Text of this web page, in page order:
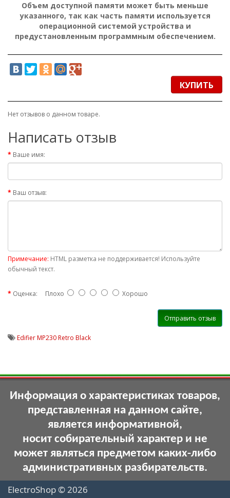
Объем доступной памяти может быть меньше
указанного, так как часть памяти используется
операционной системой устройства и
предустановленным программным обеспечением.
КУПИТЬ
Нет отзывов о данном товаре.
Написать отзыв
Ваше имя:
Ваш отзыв:
Примечание: HTML разметка не поддерживается! Используйте
обычный текст.
Оценка: Плохо Хорошо
Отправить отзыв
Edifier MP230 Retro Black
Информация о характеристиках товаров,
представленная на данном сайте,
является информативной,
носит собирательный характер и не
может являться предметом каких-либо
административных разбирательств.
ElectroShop © 2026